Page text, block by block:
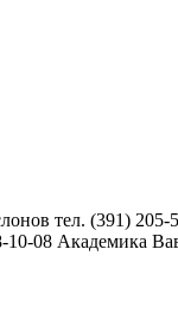
тел. (391)
08 Академика